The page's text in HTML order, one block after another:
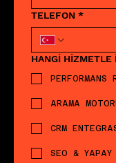
TELEFON *
HANGİ HİZMETLE
ARAMA
CRM
SEO & YAPAY